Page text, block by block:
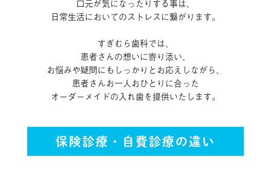
口元が気になったりする事は、
日常生活においてのストレスに繋がります。
すぎむら歯科では、
患者さんの想いに寄り添い、
お悩みや疑問にもしっかりとお応えしながら、
患者さんお一人おひとりに合った
オーダーメイドの入れ歯を提供いたします。
保険診療・自費診療の違い